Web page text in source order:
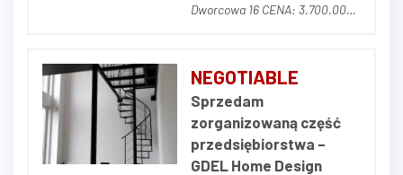
Dworcowa 16 CENA: 3.700.000,
NIERUCHOMOŚCI Działka o
powierzchni 14.681 m² (w tym
3.320 m² dzierżawione od
prywatnego właściciela z
możliwością prze...
NEGOTIABLE
Sprzedam
zorganizowaną część
przedsiębiorstwa –
GDEL Home Design